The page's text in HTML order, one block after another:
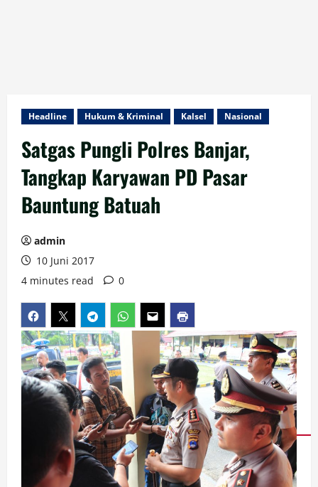
Headline Hukum & Kriminal Kalsel Nasional
Satgas Pungli Polres Banjar,
Tangkap Karyawan PD Pasar
Bauntung Batuah
admin
10 Juni 2017
4 minutes read
0